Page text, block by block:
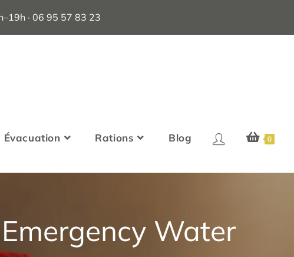
· 06 95 57 83 23
Évacuation Rations Blog 0
Water